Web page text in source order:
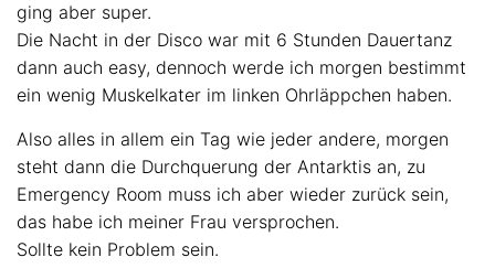
ging aber super.
Die Nacht in der Disco war mit 6 Stunden Dauertanz
dann auch easy, dennoch werde ich morgen bestimmt
ein wenig Muskelkater im linken Ohrläppchen haben.
Also alles in allem ein Tag wie jeder andere, morgen
steht dann die Durchquerung der Antarktis an, zu
Emergency Room muss ich aber wieder zurück sein,
das habe ich meiner Frau versprochen.
Sollte kein Problem sein.